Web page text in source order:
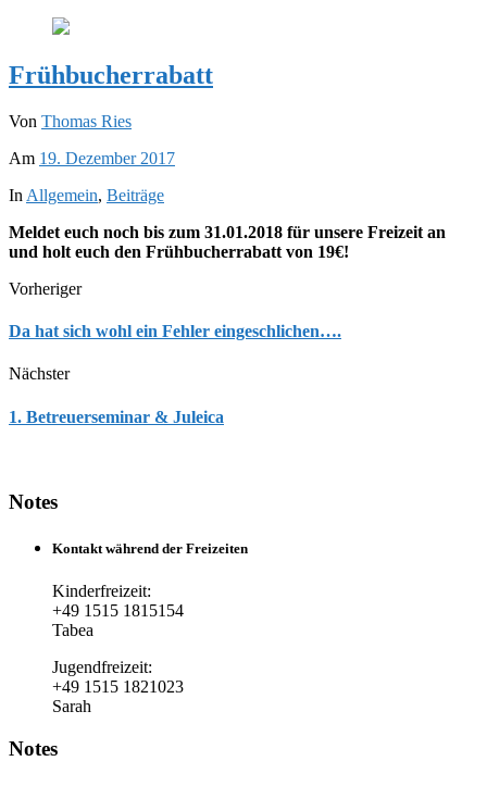
Frühbucherrabatt
Von Thomas Ries
Am 19. Dezember 2017
In Allgemein, Beiträge
Meldet euch noch bis zum 31.01.2018 für unsere Freizeit an
und holt euch den Frühbucherrabatt von 19€!
Vorheriger
Da hat sich wohl ein Fehler eingeschlichen….
Nächster
1. Betreuerseminar & Juleica
Notes
Kontakt während der Freizeiten
Kinderfreizeit:
+49 1515 1815154
Tabea
Jugendfreizeit:
+49 1515 1821023
Sarah
Notes